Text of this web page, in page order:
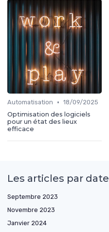
Automatisation • 18/09/2025
Optimisation des logiciels
pour un état des lieux
efficace
Les articles par date
Septembre 2023
Novembre 2023
Janvier 2024